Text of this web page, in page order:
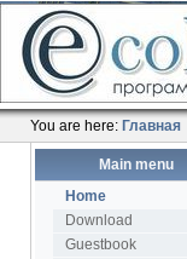
You are here: Главная
Main menu
Home
Download
Guestbook